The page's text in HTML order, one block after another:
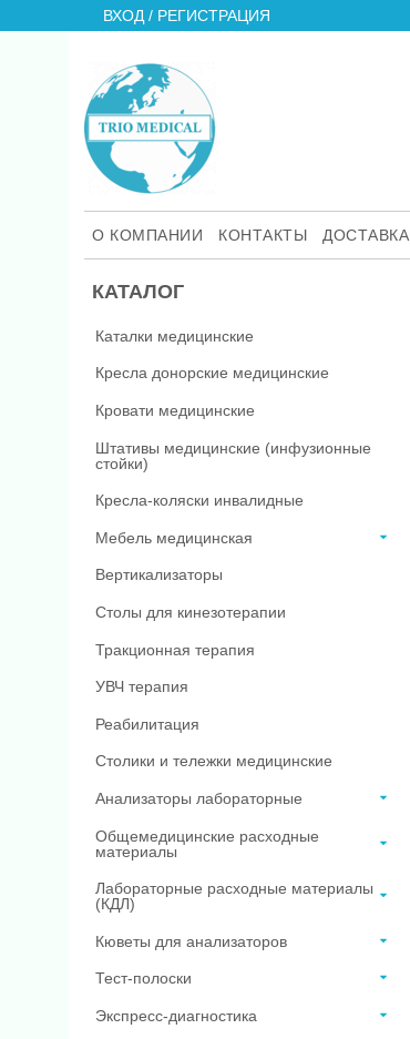
ВХОД / РЕГИСТРАЦИЯ
О КОМПАНИИ КОНТАКТЫ ДОСТАВКА
КАТАЛОГ
Каталки медицинские
Кресла донорские медицинские
Кровати медицинские
Штативы медицинские (инфузионные
стойки)
Кресла-коляски инвалидные
Мебель медицинская
Вертикализаторы
Столы для кинезотерапии
Тракционная терапия
УВЧ терапия
Реабилитация
Столики и тележки медицинские
Анализаторы лабораторные
Общемедицинские расходные
материалы
Лабораторные расходные материалы
(КДЛ)
Кюветы для анализаторов
Тест-полоски
Экспресс-диагностика